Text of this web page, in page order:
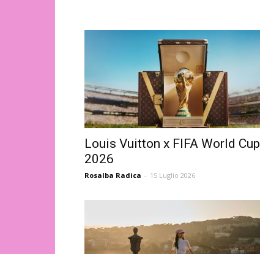
Louis Vuitton x FIFA World Cup
2026
Rosalba Radica - 15 Luglio 2026